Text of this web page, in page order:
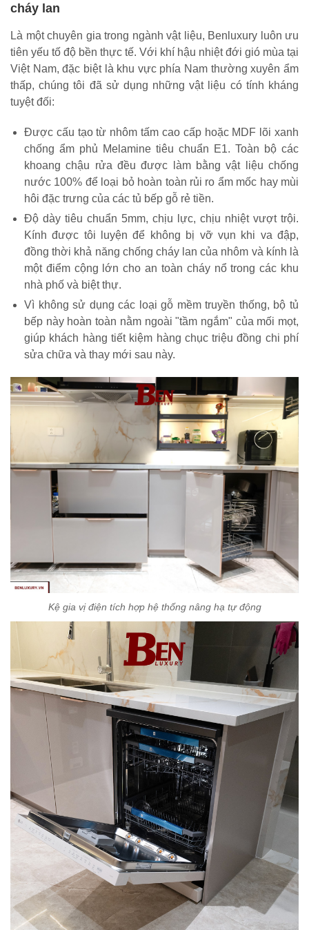
cháy lan
Là một chuyên gia trong ngành vật liệu, Benluxury luôn ưu
tiên yếu tố độ bền thực tế. Với khí hậu nhiệt đới gió mùa tại
Việt Nam, đặc biệt là khu vực phía Nam thường xuyên ẩm
thấp, chúng tôi đã sử dụng những vật liệu có tính kháng
tuyệt đối:
Được cấu tạo từ nhôm tấm cao cấp hoặc MDF lõi xanh
chống ẩm phủ Melamine tiêu chuẩn E1. Toàn bộ các
khoang chậu rửa đều được làm bằng vật liệu chống
nước 100% để loại bỏ hoàn toàn rủi ro ẩm mốc hay mùi
hôi đặc trưng của các tủ bếp gỗ rẻ tiền.
Độ dày tiêu chuẩn 5mm, chịu lực, chịu nhiệt vượt trội.
Kính được tôi luyện để không bị vỡ vụn khi va đập,
đồng thời khả năng chống cháy lan của nhôm và kính là
một điểm cộng lớn cho an toàn cháy nổ trong các khu
nhà phố và biệt thự.
Vì không sử dụng các loại gỗ mềm truyền thống, bộ tủ
bếp này hoàn toàn nằm ngoài "tầm ngắm" của mối mọt,
giúp khách hàng tiết kiệm hàng chục triệu đồng chi phí
sửa chữa và thay mới sau này.
Kệ gia vị điện tích hợp hệ thống nâng hạ tự động